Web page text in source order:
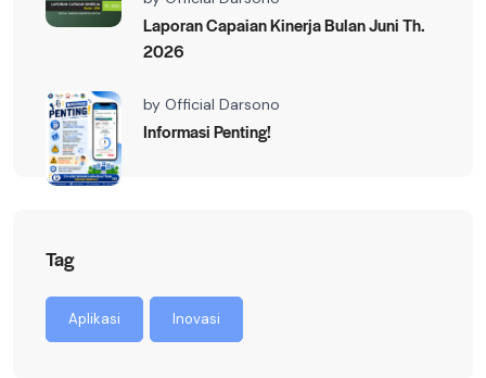
Laporan Capaian Kinerja Bulan Juni Th.
2026
by Official Darsono
Informasi Penting!
Tag
Aplikasi Inovasi